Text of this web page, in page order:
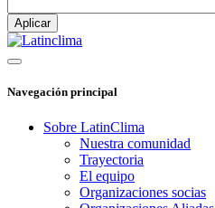
Navegación principal
Sobre LatinClima
Nuestra comunidad
Trayectoria
El equipo
Organizaciones socias